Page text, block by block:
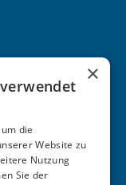
×
die
Website zu
Nutzung
Sie der